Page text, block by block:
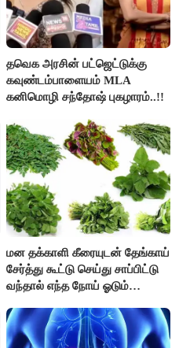
தவெக அரசின் பட்ஜெட்டுக்கு
கவுண்டம்பாளையம் MLA
கனிமொழி சந்தோஷ் புகழாரம்..!!
மன தக்காளி கீரையுடன் தேங்காய்
சேர்த்து கூட்டு செய்து சாப்பிட்டு
வந்தால் எந்த நோய் ஓடும்